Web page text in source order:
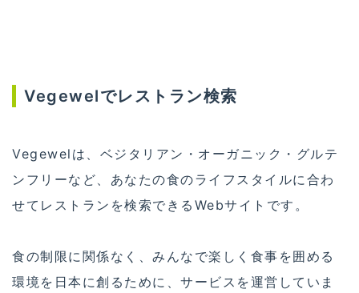
Vegewelでレストラン検索
Vegewelは、ベジタリアン・オーガニック・グルテ
ンフリーなど、あなたの食のライフスタイルに合わ
せてレストランを検索できるWebサイトです。
食の制限に関係なく、みんなで楽しく食事を囲める
環境を日本に創るために、サービスを運営していま